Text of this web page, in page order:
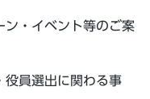
ン・イベント等のご案
役員選出に関わる事